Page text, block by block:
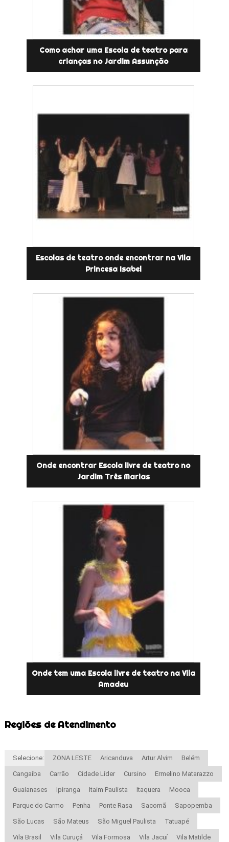
Como achar uma Escola de teatro para
crianças no Jardim Assunção
Escolas de teatro onde encontrar na Vila
Princesa Isabel
Onde encontrar Escola livre de teatro no
Jardim Três Marias
Onde tem uma Escola livre de teatro na Vila
Amadeu
Regiões de Atendimento
Selecione: ZONA LESTE Aricanduva Artur Alvim Belém
Cangaíba Carrão Cidade Líder Cursino Ermelino Matarazzo
Guaianases Ipiranga Itaim Paulista Itaquera Mooca
Parque do Carmo Penha Ponte Rasa Sacomã Sapopemba
São Lucas São Mateus São Miguel Paulista Tatuapé
Vila Brasil Vila Curuçá Vila Formosa Vila Jacuí Vila Matilde